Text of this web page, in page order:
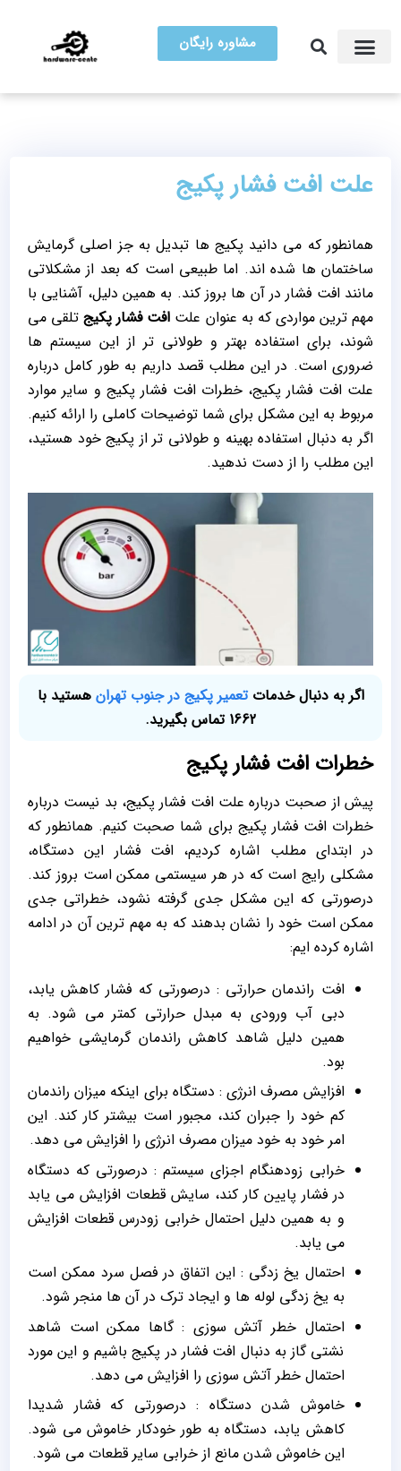
مشاوره رایگان
علت افت فشار پکیج
همانطور که می دانید پکیج ها تبدیل به جز اصلی گرمایش
ساختمان ها شده اند. اما طبیعی است که بعد از مشکلاتی
مانند افت فشار در آن ها بروز کند. به همین دلیل، آشنایی با
مهم ترین مواردی که به عنوان علت افت فشار پکیجتلقی می
شوند، برای استفاده بهتر و طولانی تر از این سیستم ها
ضروری است. در این مطلب قصد داریم به طور کامل درباره
علت افت فشار پکیج، خطرات افت فشار پکیج و سایر موارد
مربوط به این مشکل برای شما توضیحات کاملی را ارائه کنیم.
اگر به دنبال استفاده بهینه و طولانی تر از پکیج خود هستید،
این مطلب را از دست ندهید.
اگر به دنبال خدماتتعمیر پکیج در جنوب تهران هستید با
1662 تماس بگیرید.
خطرات افت فشار پکیج
پیش از صحبت درباره علت افت فشار پکیج، بد نیست درباره
خطرات افت فشار پکیج برای شما صحبت کنیم. همانطور که
در ابتدای مطلب اشاره کردیم، افت فشار این دستگاه،
مشکلی رایج است که در هر سیستمی ممکن است بروز کند.
درصورتی که این مشکل جدی گرفته نشود، خطراتی جدی
ممکن است خود را نشان بدهند که به مهم ترین آن در ادامه
اشاره کرده ایم:
افت راندمان حرارتی : درصورتی که فشار کاهش یابد،
دبی آب ورودی به مبدل حرارتی کمتر می شود. به
همین دلیل شاهد کاهش راندمان گرمایشی خواهیم
بود.
افزایش مصرف انرژی : دستگاه برای اینکه میزان راندمان
کم خود را جبران کند، مجبور است بیشتر کار کند. این
امر خود به خود میزان مصرف انرژی را افزایش می دهد.
خرابی زودهنگام اجزای سیستم : درصورتی که دستگاه
در فشار پایین کار کند، سایش قطعات افزایش می یابد
و به همین دلیل احتمال خرابی زودرس قطعات افزایش
می یابد.
احتمال یخ زدگی : این اتفاق در فصل سرد ممکن است
به یخ زدگی لوله ها و ایجاد ترک در آن ها منجر شود.
احتمال خطر آتش سوزی : گاها ممکن است شاهد
نشتی گاز به دنبال افت فشار در پکیج باشیم و این مورد
احتمال خطر آتش سوزی را افزایش می دهد.
خاموش شدن دستگاه : درصورتی که فشار شدیدا
کاهش یابد، دستگاه به طور خودکار خاموش می شود.
این خاموش شدن مانع از خرابی سایر قطعات می شود.